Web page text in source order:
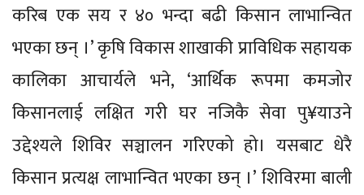
करिब एक सय र ४० भन्दा बढी किसान लाभान्वित
भएका छन् ।’ कृषि विकास शाखाकी प्राविधिक सहायक
कालिका आचार्यले भने, ‘आर्थिक रूपमा कमजोर
किसानलाई लक्षित गरी घर नजिकै सेवा पु¥याउने
उद्देश्यले शिविर सञ्चालन गरिएको हो। यसबाट धेरै
किसान प्रत्यक्ष लाभान्वित भएका छन् ।’ शिविरमा बाली